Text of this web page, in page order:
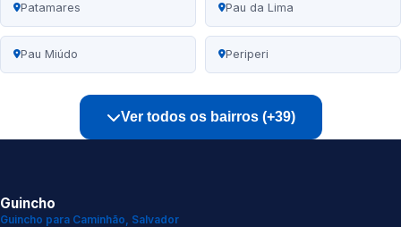
Patamares Pau da Lima
Pau Miúdo Periperi
Ver todos os bairros (+39)
Guincho
Guincho para Caminhão, Salvador